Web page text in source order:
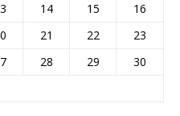
14 15
16
21 22
23
28 29
30